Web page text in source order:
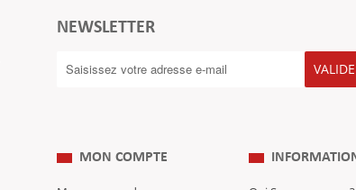
NEWSLETTER
MON COMPTE